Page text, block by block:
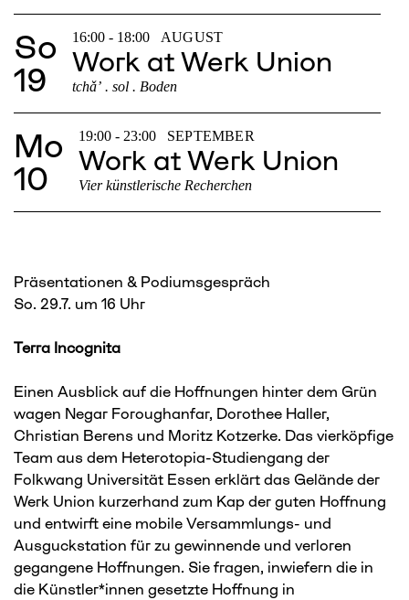
So
19
16:00 - 18:00 AUGUST
Work at Werk Union
tchǎʼ . sol . Boden
Mo
10
19:00 - 23:00 SEPTEMBER
Work at Werk Union
Vier künstlerische Recherchen
Präsentationen & Podiumsgespräch
So. 29.7. um 16 Uhr
Terra Incognita
Einen Ausblick auf die Hoffnungen hinter dem Grün
wagen Negar Foroughanfar, Dorothee Haller,
Christian Berens und Moritz Kotzerke. Das vierköpfige
Team aus dem Heterotopia-Studiengang der
Folkwang Universität Essen erklärt das Gelände der
Werk Union kurzerhand zum Kap der guten Hoffnung
und entwirft eine mobile Versammlungs- und
Ausguckstation für zu gewinnende und verloren
gegangene Hoffnungen. Sie fragen, inwiefern die in
die Künstler*innen gesetzte Hoffnung in